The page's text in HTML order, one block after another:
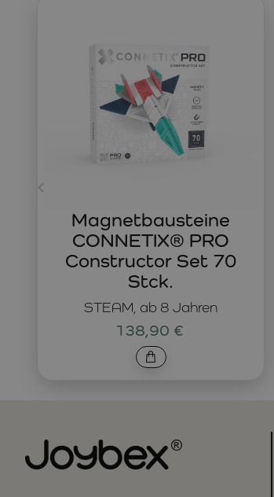
STEAM, ab 8 Jahren
Magnetbausteine
CONNETIX® PRO
Constructor Set 70
Stck.
138,90 €